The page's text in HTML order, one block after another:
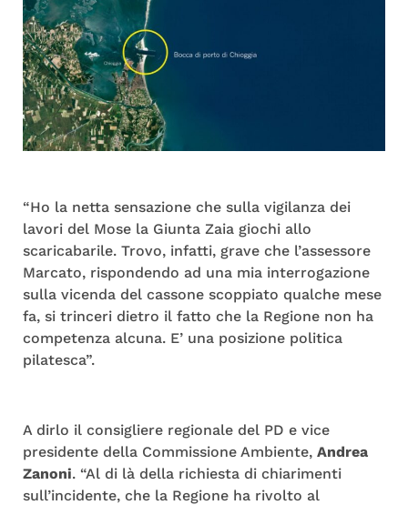
“Ho la netta sensazione che sulla vigilanza dei
lavori del Mose la Giunta Zaia giochi allo
scaricabarile. Trovo, infatti, grave che l’assessore
Marcato, rispondendo ad una mia interrogazione
sulla vicenda del cassone scoppiato qualche mese
fa, si trinceri dietro il fatto che la Regione non ha
competenza alcuna. E’ una posizione politica
pilatesca”.
A dirlo il consigliere regionale del PD e vice
presidente della Commissione Ambiente, Andrea
Zanoni. “Al di là della richiesta di chiarimenti
sull’incidente, che la Regione ha rivolto al